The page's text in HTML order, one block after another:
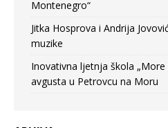
Montenegro“
Jitka Hosprova i Andrija
muzike
Inovativna ljetnja škola „More
avgusta u Petrovcu na Moru